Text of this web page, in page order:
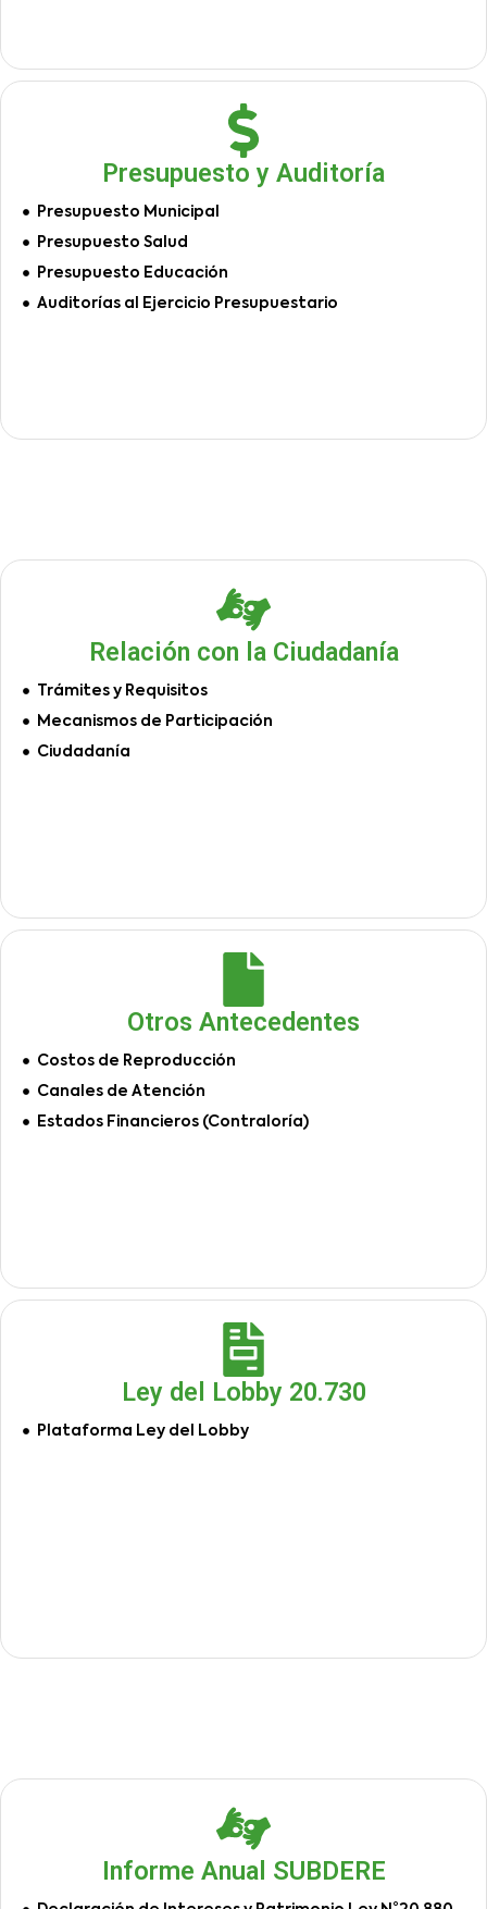
Presupuesto y Auditoría
Presupuesto Municipal
Presupuesto Salud
Presupuesto Educación
Auditorías al Ejercicio Presupuestario
Relación con la Ciudadanía
Trámites y Requisitos
Mecanismos de Participación
Ciudadanía
Otros Antecedentes
Costos de Reproducción
Canales de Atención
Estados Financieros (Contraloría)
Ley del Lobby 20.730
Plataforma Ley del Lobby
Informe Anual SUBDERE